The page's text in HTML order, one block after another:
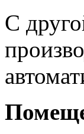
С